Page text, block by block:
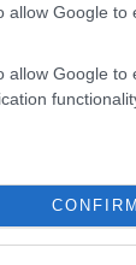
allow Google to
allow Google to
CONFIRM